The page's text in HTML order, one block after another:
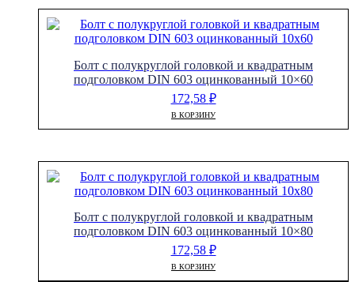
Болт с полукруглой головкой и квадратным
подголовком DIN 603 оцинкованный 10×60
172,58 ₽
В КОРЗИНУ
Болт с полукруглой головкой и квадратным
подголовком DIN 603 оцинкованный 10×80
172,58 ₽
В КОРЗИНУ